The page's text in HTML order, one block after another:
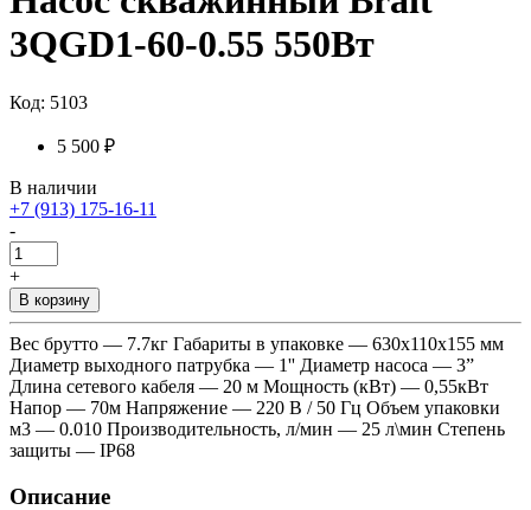
3QGD1-60-0.55 550Вт
Код: 5103
5 500 ₽
В наличии
+7 (913) 175-16-11
-
+
В корзину
Вес брутто — 7.7кг Габариты в упаковке — 630х110х155 мм
Диаметр выходного патрубка — 1'' Диаметр насоса — 3”
Длина сетевого кабеля — 20 м Мощность (кВт) — 0,55кВт
Напор — 70м Напряжение — 220 В / 50 Гц Объем упаковки
м3 — 0.010 Производительность, л/мин — 25 л\мин Степень
защиты — IP68
Описание